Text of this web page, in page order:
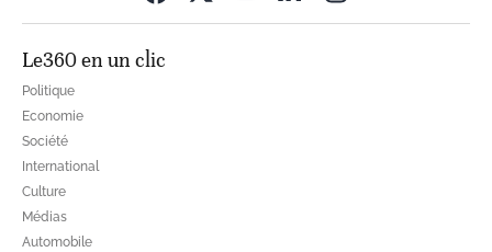
Le360 en un clic
Politique
Economie
Société
International
Culture
Médias
Automobile